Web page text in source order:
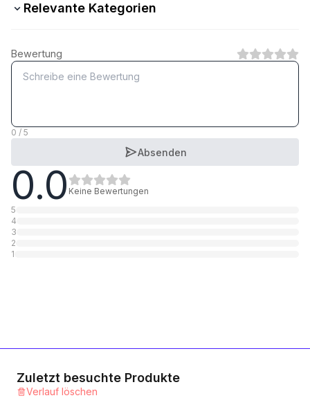
Relevante Kategorien
45 H Stahl blank
1 Kategorie
A4 rostfrei
1 Kategorie
Bewertung
0 / 5
Absenden
0.0 Keine Bewertungen
5
4
3
2
1
Zuletzt besuchte Produkte
Verlauf löschen